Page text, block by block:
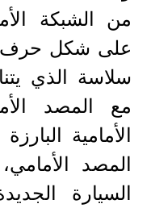
من الشبكة
سلاسة الذي
مع المصد
الأمامية
المصد
السيارة